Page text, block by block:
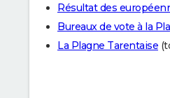
Résultat des
Bureaux de vote à la
La Plagne Tarentaise